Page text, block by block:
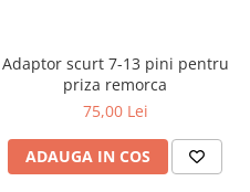
Adaptor scurt 7-13 pini pentru
priza remorca
75,00 Lei
ADAUGA IN COS